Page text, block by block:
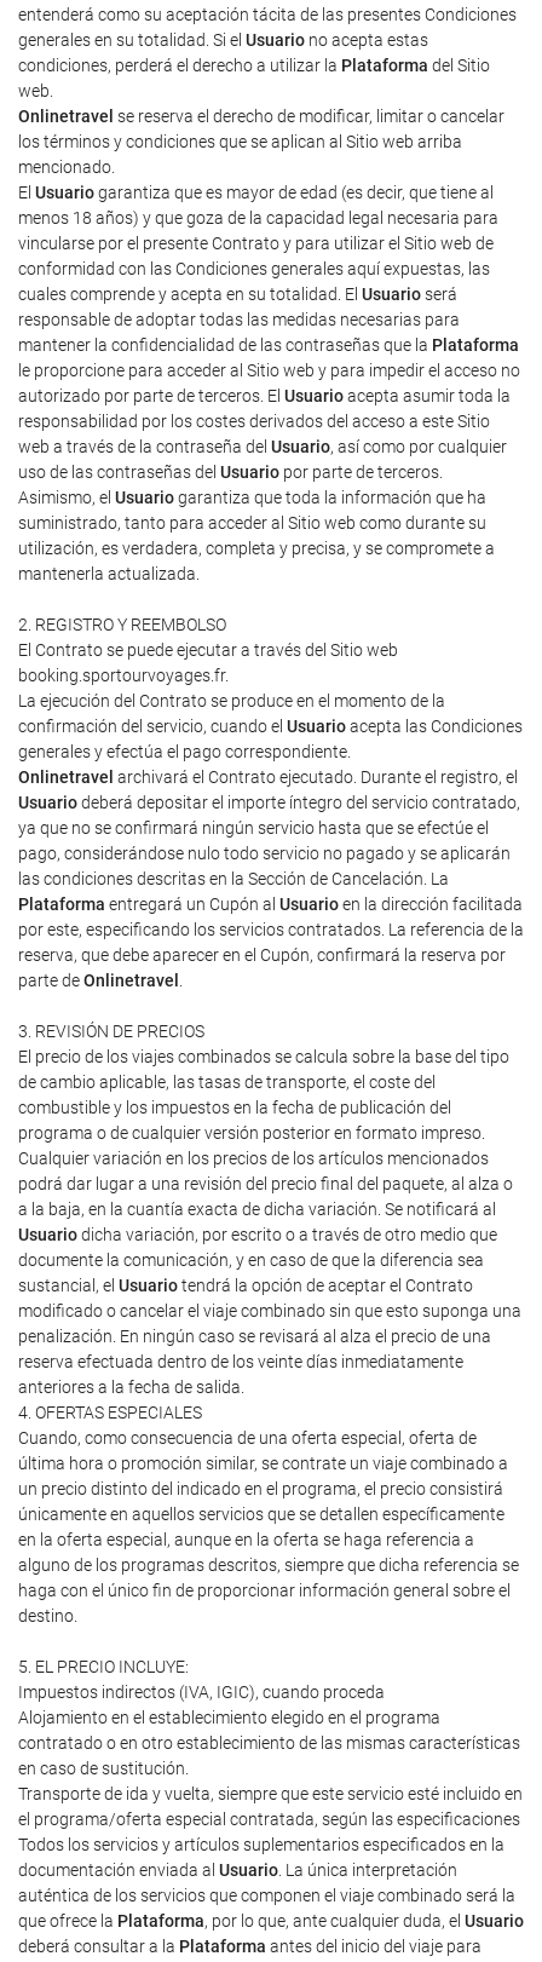
entenderá como su aceptación tácita de las presentes Condiciones
generales en su totalidad. Si el Usuario no acepta estas
condiciones, perderá el derecho a utilizar la Plataforma del Sitio
web.
Onlinetravel se reserva el derecho de modificar, limitar o cancelar
los términos y condiciones que se aplican al Sitio web arriba
mencionado.
El Usuariogarantiza que es mayor de edad (es decir, que tiene al
menos 18 años) y que goza de la capacidad legal necesaria para
vincularse por el presente Contrato y para utilizar el Sitio web de
conformidad con las Condiciones generales aquí expuestas, las
cuales comprende y acepta en su totalidad. El Usuarioserá
responsable de adoptar todas las medidas necesarias para
mantener la confidencialidad de las contraseñas que la Plataforma
le proporcione para acceder al Sitio web y para impedir el acceso no
autorizado por parte de terceros. El Usuarioacepta asumir toda la
responsabilidad por los costes derivados del acceso a este Sitio
web a través de la contraseña del Usuario, así como por cualquier
uso de las contraseñas del Usuario por parte de terceros.
Asimismo, el Usuariogarantiza que toda la información que ha
suministrado, tanto para acceder al Sitio web como durante su
utilización, es verdadera, completa y precisa, y se compromete a
mantenerla actualizada.
2. REGISTRO Y REEMBOLSO
El Contrato se puede ejecutar a través del Sitio web
booking.sportourvoyages.fr.
La ejecución del Contrato se produce en el momento de la
confirmación del servicio, cuando el Usuarioacepta las Condiciones
generales y efectúa el pago correspondiente.
Onlinetravel archivará el Contrato ejecutado. Durante el registro, el
Usuariodeberá depositar el importe íntegro del servicio contratado,
ya que no se confirmará ningún servicio hasta que se efectúe el
pago, considerándose nulo todo servicio no pagado y se aplicarán
las condiciones descritas en la Sección de Cancelación. La
Plataforma entregará un Cupón al Usuarioen la dirección facilitada
por este, especificando los servicios contratados. La referencia de la
reserva, que debe aparecer en el Cupón, confirmará la reserva por
parte deOnlinetravel
3. REVISIÓN DE PRECIOS
El precio de los viajes combinados se calcula sobre la base del tipo
de cambio aplicable, las tasas de transporte, el coste del
combustible y los impuestos en la fecha de publicación del
programa o de cualquier versión posterior en formato impreso.
Cualquier variación en los precios de los artículos mencionados
podrá dar lugar a una revisión del precio final del paquete, al alza o
a la baja, en la cuantía exacta de dicha variación. Se notificará al
Usuariodicha variación, por escrito o a través de otro medio que
documente la comunicación, y en caso de que la diferencia sea
sustancial, el Usuariotendrá la opción de aceptar el Contrato
modificado o cancelar el viaje combinado sin que esto suponga una
penalización. En ningún caso se revisará al alza el precio de una
reserva efectuada dentro de los veinte días inmediatamente
anteriores a la fecha de salida.
4. OFERTAS ESPECIALES
Cuando, como consecuencia de una oferta especial, oferta de
última hora o promoción similar, se contrate un viaje combinado a
un precio distinto del indicado en el programa, el precio consistirá
únicamente en aquellos servicios que se detallen específicamente
en la oferta especial, aunque en la oferta se haga referencia a
alguno de los programas descritos, siempre que dicha referencia se
haga con el único fin de proporcionar información general sobre el
destino.
5. EL PRECIO INCLUYE:
Impuestos indirectos (IVA, IGIC), cuando proceda
Alojamiento en el establecimiento elegido en el programa
contratado o en otro establecimiento de las mismas características
en caso de sustitución.
Transporte de ida y vuelta, siempre que este servicio esté incluido en
el programa/oferta especial contratada, según las especificaciones
Todos los servicios y artículos suplementarios especificados en la
documentación enviada al Usuario . La única interpretación
auténtica de los servicios que componen el viaje combinado será la
que ofrece la Plataforma, por lo que, ante cualquier duda, el Usuario
deberá consultar a la Plataforma antes del inicio del viaje para